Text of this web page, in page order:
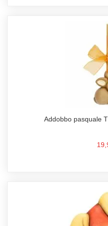
Addobbo pasquale